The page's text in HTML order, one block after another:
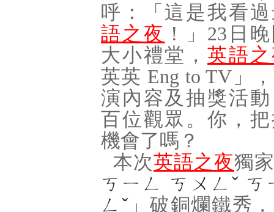
呼：「這是我看
語之夜 ！」 23 日
大小禮堂，英語
英英 Eng to TV 」
演內容及抽獎活
百位觀眾。你，
機會了嗎？
本次英語之夜獨
ㄎㄧㄥ ㄎㄨㄥˇ ㄎ
ㄥˇ 」破銅爛鐵秀